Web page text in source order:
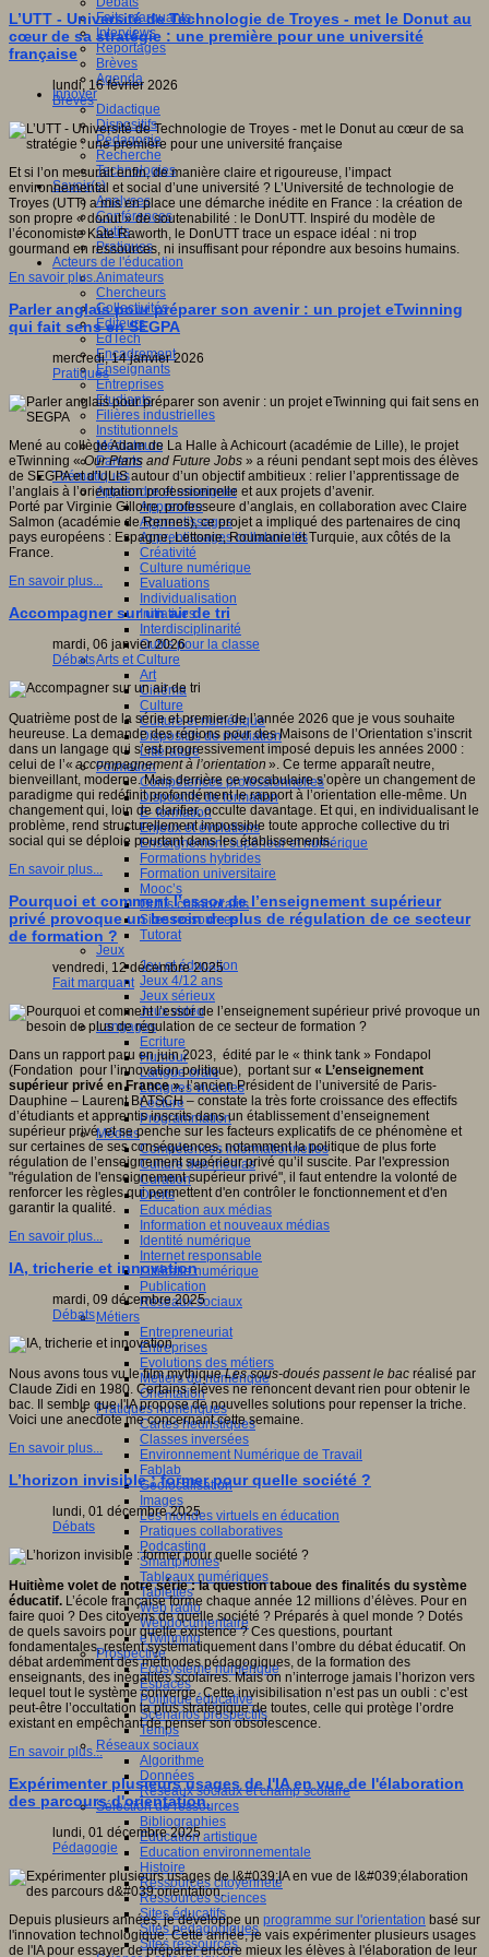
Faits marquants
Interviews
Reportages
Brèves
Agenda
Innover
Didactique
Dispositifs
Pédagogie
Recherche
Technologies
Savoir(s)
Analyses
Conférences
Outils
Pratiques
Acteurs de l'éducation
Animateurs
Chercheurs
Collectivités
Editeurs
EdTech
Encadrement
Enseignants
Entreprises
Etudiants
Filières industrielles
Institutionnels
Médiateurs
Parents
Thématiques
Apprendre et enseigner
Apprendre
Apprentissages
Apprentissages collaboratifs
Créativité
Culture numérique
Evaluations
Individualisation
Initiatives
Interdisciplinarité
Outils pour la classe
Arts et Culture
Art
Cinéma
Culture
Culture et numérique
Dispositifs de médiation
Littérature
Formation
Compétences professionnelles
Dispositifs de formation
E- formation
Enjeux et évolutions
Enseignement supérieur et numérique
Formations hybrides
Formation universitaire
Mooc’s
Outils collaboratifs
Sites ressources
Tutorat
Jeux
Jeu et éducation
Jeux 4/12 ans
Jeux sérieux
Jeux vidéo
Langages
Ecriture
Humour
Langue orale
Langues vivantes
Lecture
Programmation
Médias
Compétences informationnelles
Culture des médias
Curation
Droits
Education aux médias
Information et nouveaux médias
Identité numérique
Internet responsable
Littératie numérique
Publication
Réseaux sociaux
Métiers
Entrepreneuriat
Entreprises
Evolutions des métiers
Métiers du numérique
Orientation
Pratiques numériques
Cartes heuristiques
Classes inversées
Environnement Numérique de Travail
Fablab
Géolocalisation
Images
Les mondes virtuels en éducation
Pratiques collaboratives
Podcasting
Smartphones
Tableaux numériques
Tablettes
Web radio
Webdocumentaire
eTwinning
Prospective
Ecosystème numérique
Espaces
Politique éducative
Scénarios prospectifs
Temps
Réseaux sociaux
Algorithme
Données
Réseaux sociaux et champ scolaire
Sélection de ressources
Bibliographies
Education artistique
Education environnementale
Histoire
Ressources citoyenneté
Ressources sciences
Sites éducatifs
Sites pédagogiques
Sites ressources
L’UTT - Université de Technologie de Troyes - met le Donut au
cœur de sa stratégie : une première pour une université
française
lundi, 16 février 2026
Brèves
Et si l’on mesurait enfin, de manière claire et rigoureuse, l’impact
environnemental et social d’une université ? L’Université de technologie de
Troyes (UTT) a mis en place une démarche inédite en France : la création de
son propre « donut » de soutenabilité : le DonUTT. Inspiré du modèle de
l’économiste Kate Raworth, le DonUTT trace un espace idéal : ni trop
gourmand en ressources, ni insuffisant pour répondre aux besoins humains.
En savoir plus...
Parler anglais pour préparer son avenir : un projet eTwinning
qui fait sens en SEGPA
mercredi, 14 janvier 2026
Pratiques
Mené au collège Adam de La Halle à Achicourt (académie de Lille), le projet
eTwinning «Our Plans and Future Jobs » a réuni pendant sept mois des élèves
de SEGPA et d’ULIS autour d’un objectif ambitieux : relier l’apprentissage de
l’anglais à l’orientation professionnelle et aux projets d’avenir.
Porté par Virginie Gilloire, professeure d’anglais, en collaboration avec Claire
Salmon (académie de Rennes), ce projet a impliqué des partenaires de cinq
pays européens : Espagne, Lettonie, Roumanie et Turquie, aux côtés de la
France.
En savoir plus...
Accompagner sur un air de tri
mardi, 06 janvier 2026
Débats
Quatrième post de la série et premier de l’année 2026 que je vous souhaite
heureuse. La demande des régions pour des Maisons de l’Orientation s’inscrit
dans un langage qui s’est progressivement imposé depuis les années 2000 :
celui de l’« accompagnement à l’orientation ». Ce terme apparaît neutre,
bienveillant, moderne. Mais derrière ce vocabulaire s’opère un changement de
paradigme qui redéfinit profondément le rapport à l’orientation elle-même. Un
changement qui, loin de clarifier, occulte davantage. Et qui, en individualisant le
problème, rend structurellement impossible toute approche collective du tri
social qui se déploie pourtant dans les établissements.
En savoir plus...
Pourquoi et comment l’essor de l’enseignement supérieur
privé provoque un besoin de plus de régulation de ce secteur
de formation ?
vendredi, 12 décembre 2025
Fait marquant
Dans un rapport paru en juin 2023, édité par le « think tank » Fondapol
(Fondation pour l’innovation politique), portant sur « L’enseignement
supérieur privé en France », l’ancien Président de l’université de Paris-
Dauphine – Laurent BATSCH – constate la très forte croissance des effectifs
d’étudiants et apprentis inscrits dans un établissement d’enseignement
supérieur privé, et se penche sur les facteurs explicatifs de ce phénomène et
sur certaines de ses conséquences, notamment la politique de plus forte
régulation de l’enseignement supérieur privé qu’il suscite. Par l'expression
"régulation de l'enseignement supérieur privé", il faut entendre la volonté de
renforcer les règles qui permettent d'en contrôler le fonctionnement et d'en
garantir la qualité.
En savoir plus...
IA, tricherie et innovation
mardi, 09 décembre 2025
Débats
Nous avons tous vu le film mythiqueLes sous-doués passent le bac réalisé par
Claude Zidi en 1980. Certains élèves ne renoncent devant rien pour obtenir le
bac. Il semble que l'IA propose de nouvelles solutions pour repenser la triche.
Voici une anecdote me concernant cette semaine.
En savoir plus...
L’horizon invisible : former pour quelle société ?
lundi, 01 décembre 2025
Débats
Huitième volet de notre série : la question taboue des finalités du système
éducatif. L’école française forme chaque année 12 millions d’élèves. Pour en
faire quoi ? Des citoyens de quelle société ? Préparés à quel monde ? Dotés
de quels savoirs pour quelle existence ? Ces questions, pourtant
fondamentales, restent systématiquement dans l’ombre du débat éducatif. On
débat ardemment des méthodes pédagogiques, de la formation des
enseignants, des inégalités scolaires. Mais on n’interroge jamais l’horizon vers
lequel tout le système converge. Cette invisibilisation n’est pas un oubli : c’est
peut-être l’occultation la plus stratégique de toutes, celle qui protège l’ordre
existant en empêchant de penser son obsolescence.
En savoir plus...
Expérimenter plusieurs usages de l'IA en vue de l'élaboration
des parcours d'orientation.
lundi, 01 décembre 2025
Pédagogie
Depuis plusieurs années, je développe un programme sur l'orientation basé sur
l'innovation technologique. Cette année, je vais expérimenter plusieurs usages
de l'IA pour essayer de préparer encore mieux les élèves à l'élaboration de leur